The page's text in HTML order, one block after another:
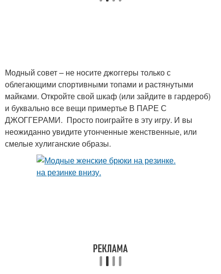
Модный совет – не носите джоггеры только с
облегающими спортивными топами и растянутыми
майками. Откройте свой шкаф (или зайдите в гардероб)
и буквально все вещи примертье В ПАРЕ С
ДЖОГГЕРАМИ. Просто поиграйте в эту игру. И вы
неожиданно увидите утонченные женственные, или
смелые хулиганские образы.